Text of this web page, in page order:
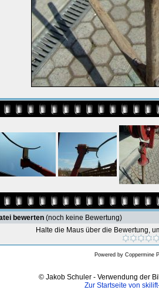
bewerten (noch keine Bewertung)
Halte die Maus über die Bewertung,
Powered by Coppermine
© Jakob Schuler - Verwendung der
Zur Startseite von